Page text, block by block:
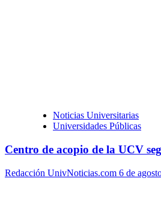
Noticias Universitarias
Universidades Públicas
Centro de acopio de la UCV
Redacción UnivNoticias.com 6 de